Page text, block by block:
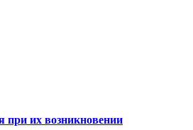
их возникновении